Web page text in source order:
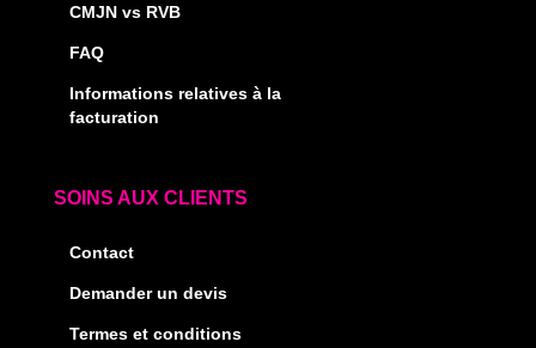
CMJN vs RVB
FAQ
Informations relatives à la
facturation
SOINS AUX CLIENTS
Contact
Demander un devis
Termes et conditions